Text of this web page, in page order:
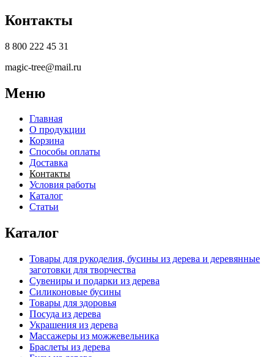
Контакты
8 800 222 45 31
magic-tree@mail.ru
Меню
Главная
О продукции
Корзина
Способы оплаты
Доставка
Контакты
Условия работы
Каталог
Статьи
Каталог
Товары для рукоделия, бусины из дерева и деревянные
заготовки для творчества
Сувениры и подарки из дерева
Силиконовые бусины
Товары для здоровья
Посуда из дерева
Украшения из дерева
Массажеры из можжевельника
Браслеты из дерева